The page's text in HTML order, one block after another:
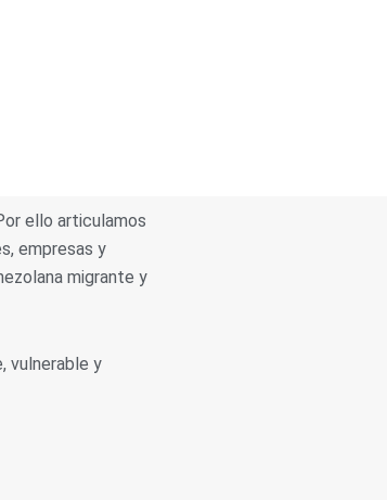
ello articulamos
empresas y
migrante y
vulnerable y